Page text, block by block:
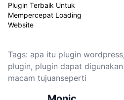
Plugin Terbaik Untuk
Mempercepat Loading
Website
Tags: apa itu plugin wordpress
plugin, plugin dapat
macam tujuanseperti